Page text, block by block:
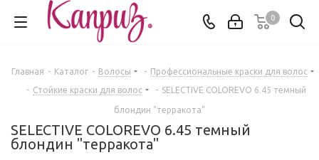
0
Главная - Каталог - Волосы - Профессиональные краски для волос
- Стойкие краски для волос - SELECTIVE COLOREVO 6.45 темный
блондин "терракота"
SELECTIVE COLOREVO 6.45 темный
блондин "терракота"